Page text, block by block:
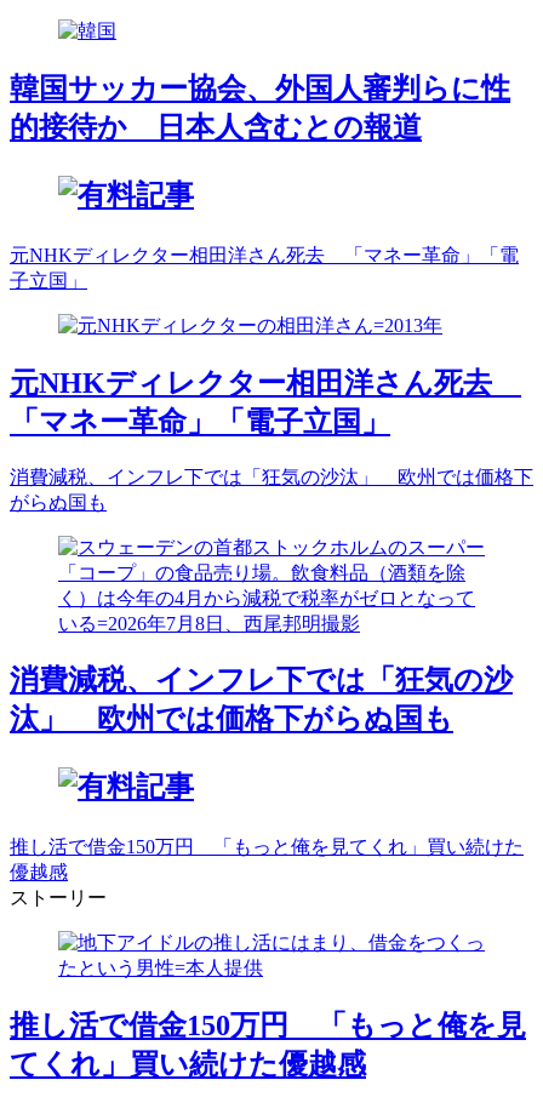
韓国サッカー協会、外国人審判らに性
的接待か 日本人含むとの報道
元NHKディレクター相田洋さん死去 「マネー革命」「電
子立国」
元NHKディレクター相田洋さん死去
「マネー革命」「電子立国」
消費減税、インフレ下では「狂気の沙汰」 欧州では価格下
がらぬ国も
消費減税、インフレ下では「狂気の沙
汰」 欧州では価格下がらぬ国も
推し活で借金150万円 「もっと俺を見てくれ」買い続けた
優越感
ストーリー
推し活で借金150万円 「もっと俺を見
てくれ」買い続けた優越感